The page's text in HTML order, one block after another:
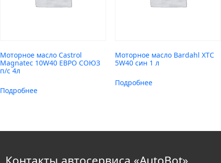
Моторное масло Castrol
Magnatec 10W40 ЕВРО СОЮЗ
п/с 4л
Подробнее
Моторное масло Bardahl XTC
5W40 син 1 л
Подробнее